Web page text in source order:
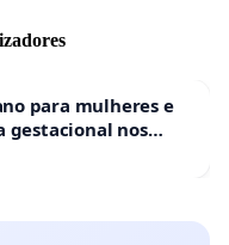
para mulheres e
gestacional nos